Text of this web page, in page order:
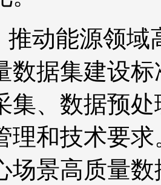
推动能源领
数据集建设
集、数据预
理和技术要
场景高质量